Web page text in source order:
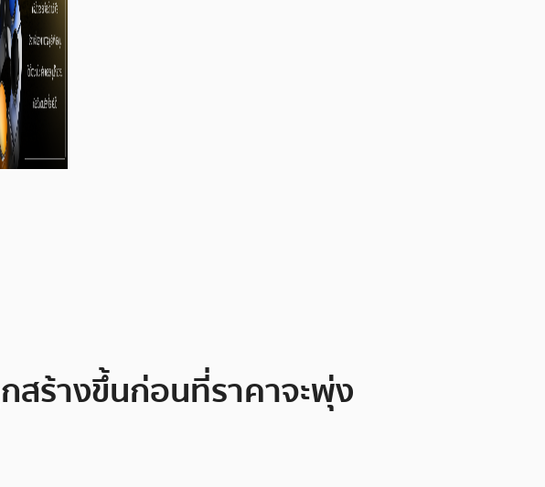
สร้างขึ้นก่อนที่ราคาจะพุ่ง